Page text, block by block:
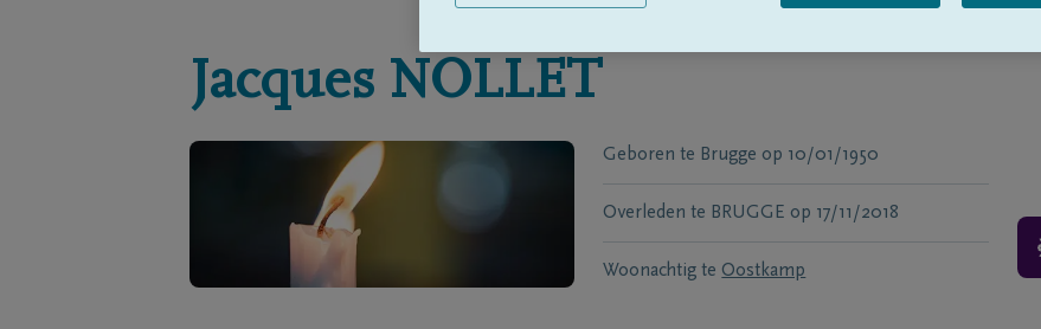
Jacques NOLLET
Geboren te Brugge op 10/01/1950
Overleden te BRUGGE op 17/11/2018
Woonachtig te Oostkamp